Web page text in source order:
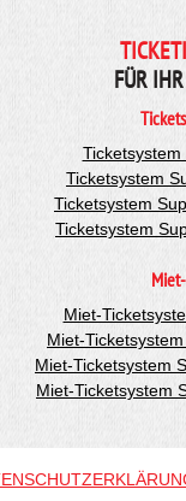
FÜR
Ticketsystem
Ticketsystem
Ticketsystem
Miet-
Miet-
Miet-Ticketsystem
Miet-Ticketsystem